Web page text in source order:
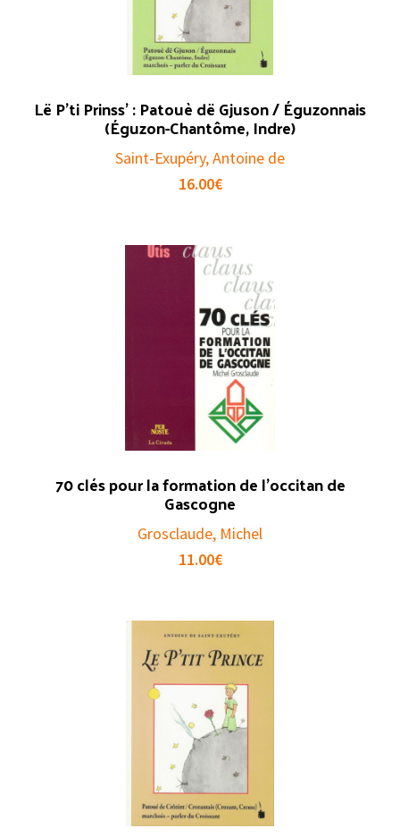
Lë P’ti Prinss’ : Patouè dë Gjuson / Éguzonnais
(Éguzon-Chantôme, Indre)
Saint-Exupéry, Antoine de
16.00€
70 clés pour la formation de l’occitan de
Gascogne
Grosclaude, Michel
11.00€